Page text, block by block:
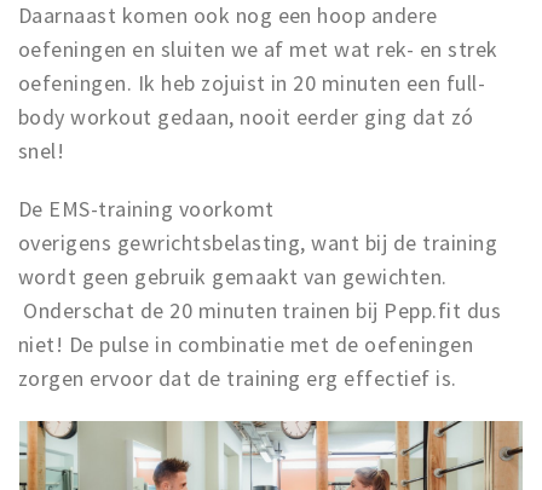
Daarnaast komen ook nog een hoop andere
oefeningen en sluiten we af met wat rek- en strek
oefeningen. Ik heb zojuist in 20 minuten een full-
body workout gedaan, nooit eerder ging dat zó
snel!
De EMS-training voorkomt
overigens gewrichtsbelasting, want bij de training
wordt geen gebruik gemaakt van gewichten.
Onderschat de 20 minuten trainen bij Pepp.fit dus
niet! De pulse in combinatie met de oefeningen
zorgen ervoor dat de training erg effectief is.